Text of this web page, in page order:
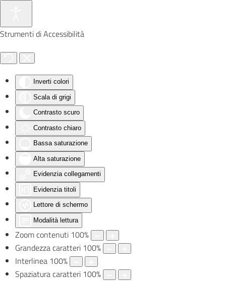
Strumenti di Accessibilità
Inverti colori
Scala di grigi
Contrasto scuro
Contrasto chiaro
Bassa saturazione
Alta saturazione
Evidenzia collegamenti
Evidenzia titoli
Lettore di schermo
Modalità lettura
Zoom contenuti 100%
Grandezza caratteri 100%
Interlinea 100%
Spaziatura caratteri 100%
Skip to main content